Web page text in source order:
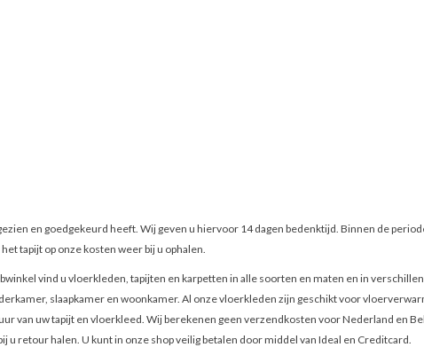
en goedgekeurd heeft. Wij geven u hiervoor 14 dagen bedenktijd. Binnen de
tapijt op onze kosten weer bij u ophalen.
vind u vloerkleden, tapijten en karpetten in alle soorten en maten en in
slaapkamer en woonkamer. Al onze vloerkleden zijn geschikt voor
van uw tapijt en vloerkleed. Wij berekenen geen verzendkosten voor Nederland en
retour halen. U kunt in onze shop veilig betalen door middel van Ideal en Creditcard.